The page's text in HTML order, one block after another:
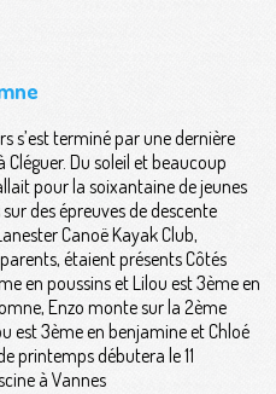
s’est terminé par une dernière
Du soleil et beaucoup
pour la soixantaine de jeunes
des épreuves de descente
Canoë Kayak Club,
étaient présents Côtés
en poussins et Lilou est 3ème en
Enzo monte sur la 2ème
est 3ème en benjamine et Chloé
printemps débutera le 11
à Vannes